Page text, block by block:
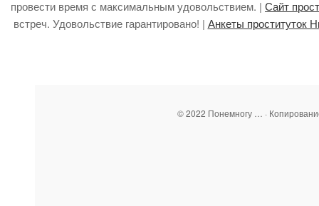
провести время с максимальным удовольствием. | Сайт
встреч. Удовольствие гарантировано! | Анкеты проституток
© 2022 Понемногу … ·